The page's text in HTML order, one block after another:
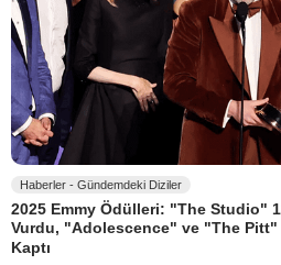
Haberler - Gündemdeki Diziler
2025 Emmy Ödülleri: "The Studio"
Vurdu, "Adolescence" ve "The
Kaptı